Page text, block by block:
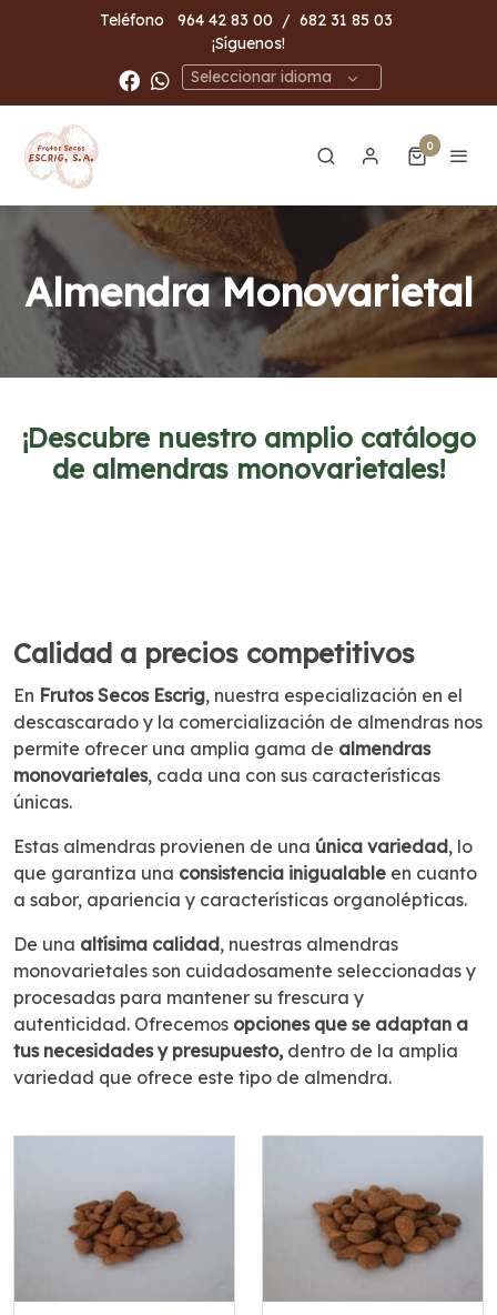
Teléfono 964 42 83 00 / 682 31 85 03
¡Síguenos!
Seleccionar idioma
0
Almendra Monovarietal
¡Descubre nuestro amplio catálogo
de almendras monovarietales!
Calidad a precios competitivos
En Frutos Secos Escrig, nuestra especialización en el
descascarado y la comercialización de almendras nos
permite ofrecer una amplia gama de almendras
monovarietales, cada una con sus características
únicas.
Estas almendras provienen de una única variedad, lo
que garantiza una consistencia inigualable en cuanto
a sabor, apariencia y características organolépticas.
De una altísima calidad, nuestras almendras
monovarietales son cuidadosamente seleccionadas y
procesadas para mantener su frescura y
autenticidad. Ofrecemos opciones que se adaptan a
tus necesidades y presupuesto, dentro de la amplia
variedad que ofrece este tipo de almendra.